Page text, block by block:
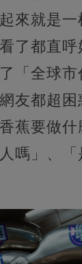
來就是一
了都直呼
「全球
友都超困
蕉要做什
嗎」、